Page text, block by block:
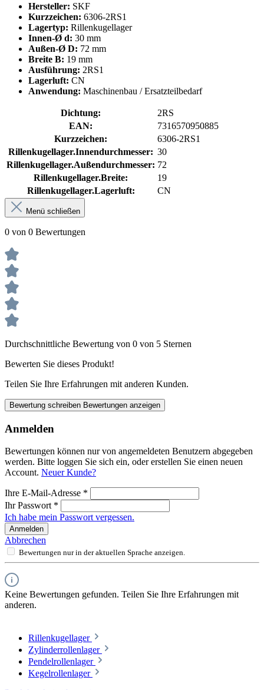
Hersteller: SKF
Kurzzeichen: 6306-2RS1
Lagertyp: Rillenkugellager
Innen-Ø d: 30 mm
Außen-Ø D: 72 mm
Breite B: 19 mm
Ausführung: 2RS1
Lagerluft: CN
Anwendung: Maschinenbau / Ersatzteilbedarf
Dichtung:
2RS
EAN:
7316570950885
Kurzzeichen:
6306-2RS1
Rillenkugellager.Innendurchmesser: 30
Rillenkugellager.Außendurchmesser: 72
Rillenkugellager.Breite:
19
Rillenkugellager.Lagerluft:
CN
Menü schließen
0 von 0 Bewertungen
Durchschnittliche Bewertung von 0 von 5 Sternen
Bewerten Sie dieses Produkt!
Teilen Sie Ihre Erfahrungen mit anderen Kunden.
Bewertung schreiben Bewertungen anzeigen
Anmelden
Bewertungen können nur von angemeldeten Benutzern abgegeben
werden. Bitte loggen Sie sich ein, oder erstellen Sie einen neuen
Account. Neuer Kunde?
Ihre E-Mail-Adresse *
Ihr Passwort *
Ich habe mein Passwort vergessen.
Anmelden
Abbrechen
Bewertungen nur in der aktuellen Sprache anzeigen.
Keine Bewertungen gefunden. Teilen Sie Ihre Erfahrungen mit
anderen.
Rillenkugellager
Zylinderrollenlager
Pendelrollenlager
Kegelrollenlager